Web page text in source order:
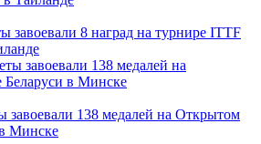
завоевали 8 наград на турнире ITTF
завоевали 138 медалей на Открытом
Минске